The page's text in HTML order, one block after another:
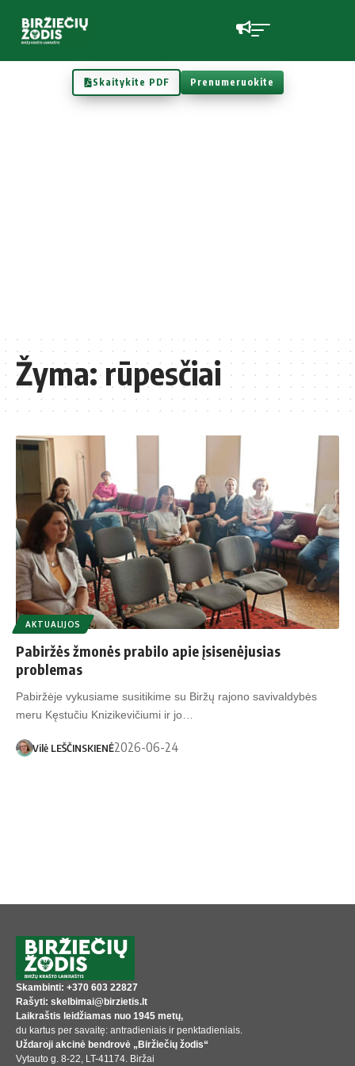
Skaitykite PDF Prenumeruokite
Žyma:rūpesčiai
AKTUALIJOS
Pabiržės žmonės prabilo apie įsisenėjusias
problemas
Pabiržėje vykusiame susitikime su Biržų rajono savivaldybės
meru Kęstučiu Knizikevičiumi ir jo…
Vilė LEŠČINSKIENĖ2026-06-24
Skambinti: +370 603 22827
Rašyti: skelbimai@birzietis.lt
Laikraštis leidžiamas nuo 1945 metų,
du kartus per savaitę: antradieniais ir penktadieniais.
Uždaroji akcinė bendrovė „Biržiečių žodis“
Vytauto g. 8-22, LT-41174. Biržai